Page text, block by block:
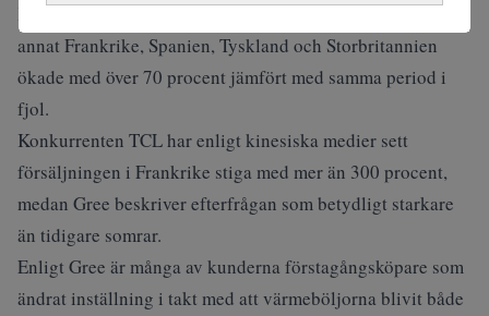
Kinesiska Midea uppger att bolagets försäljning i bland
annat Frankrike, Spanien, Tyskland och Storbritannien
ökade med över 70 procent jämfört med samma period i
fjol.
Konkurrenten TCL har enligt kinesiska medier sett
försäljningen i Frankrike stiga med mer än 300 procent,
medan Gree beskriver efterfrågan som betydligt starkare
än tidigare somrar.
Enligt Gree är många av kunderna förstagångsköpare som
ändrat inställning i takt med att värmeböljorna blivit både